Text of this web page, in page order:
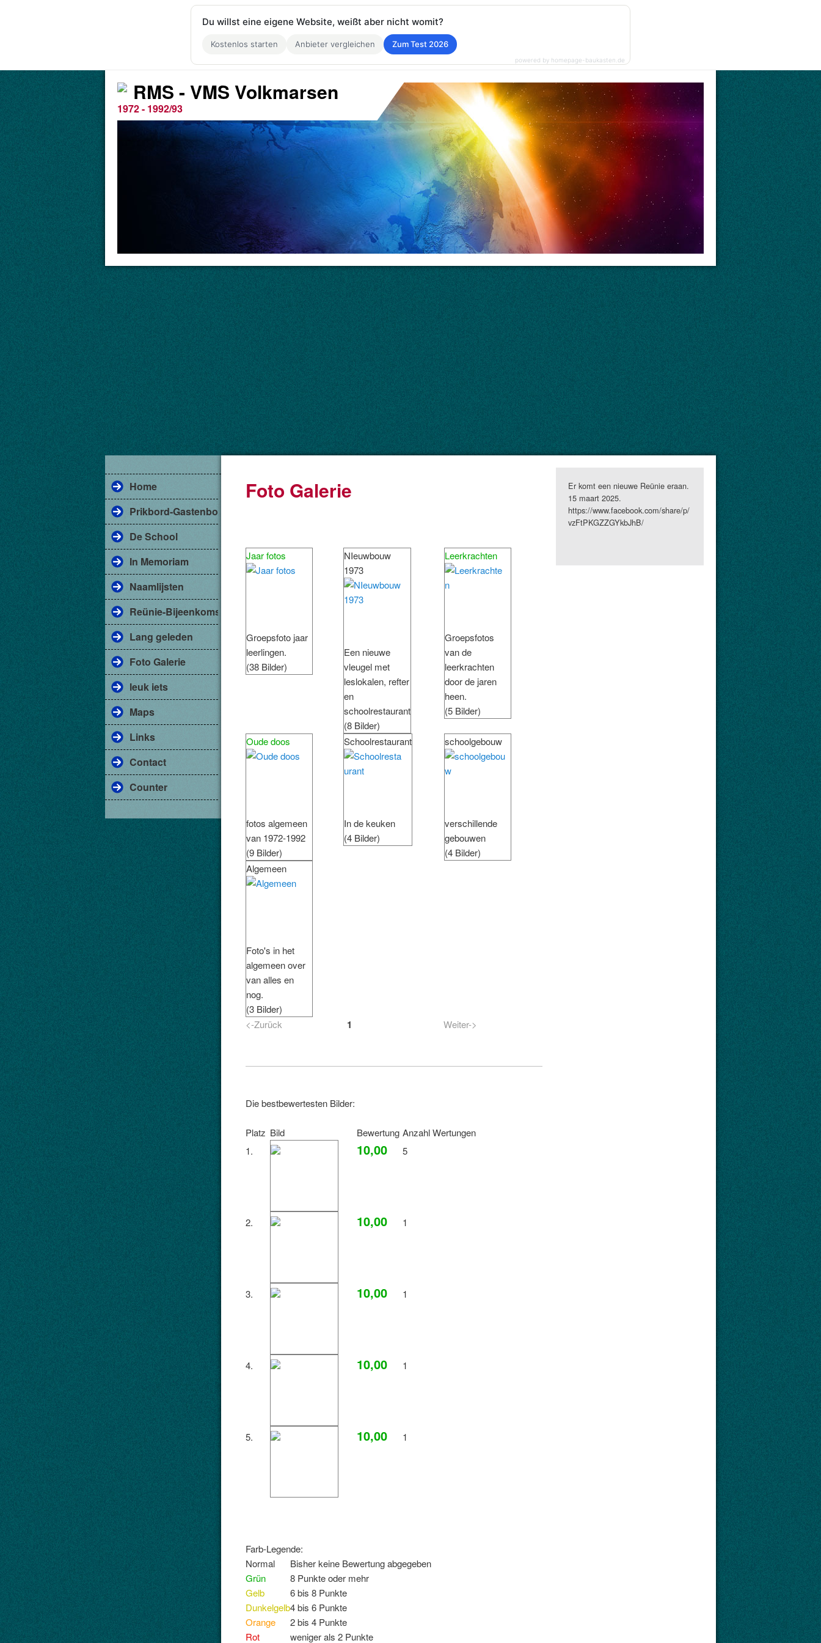
RMS - VMS Volkmarsen
1972 - 1992/93
Home
Prikbord-Gastenboek
De School
In Memoriam
Naamlijsten
Reünie-Bijeenkomst
Lang geleden
Foto Galerie
leuk iets
Maps
Links
Contact
Counter
Foto Galerie
Jaar fotos
Groepsfoto jaar
leerlingen.
(38 Bilder)
NIeuwbouw
1973
Een nieuwe
vleugel met
leslokalen, refter
en
schoolrestaurant
(8 Bilder)
Leerkrachten
Groepsfotos
van de
leerkrachten
door de jaren
heen.
(5 Bilder)
Oude doos
fotos algemeen
van 1972-1992
(9 Bilder)
Schoolrestaurant
In de keuken
(4 Bilder)
schoolgebouw
verschillende
gebouwen
(4 Bilder)
Algemeen
Foto's in het
algemeen over
van alles en
nog.
(3 Bilder)
<-Zurück
1 Weiter->
Die bestbewertesten Bilder:
Platz Bild Bewertung Anzahl Wertungen
1.
10,00 5
2. 10,00 1
3. 10,00 1
4. 10,00 1
5. 10,00 1
Farb-Legende:
Normal
Bisher keine Bewertung abgegeben
Grün
8 Punkte oder mehr
Gelb
6 bis 8 Punkte
Dunkelgelb4 bis 6 Punkte
Orange
2 bis 4 Punkte
Rot
weniger als 2 Punkte
Er komt een nieuwe Reünie eraan.
15 maart 2025.
https://www.facebook.com/share/p/
vzFtPKGZZGYkbJhB/
Du willst eine eigene Website, weißt aber nicht womit?
Kostenlos starten Anbieter vergleichen Zum Test 2026
powered by homepage-baukasten.de